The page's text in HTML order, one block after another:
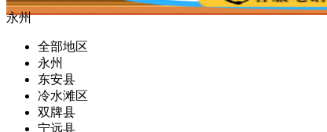
永州
全部地区
永州
东安县
冷水滩区
双牌县
宁远县